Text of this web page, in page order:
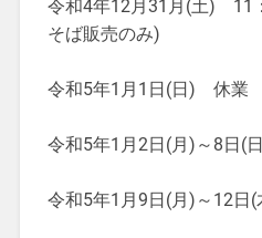
令和4年12月31月(土) 11
そば販売のみ)
令和5年1月1日(日) 休業
令和5年1月2日(月)～8日(
令和5年1月9日(月)～12